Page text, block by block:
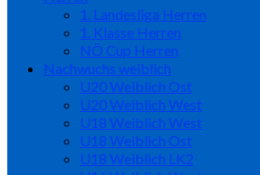
1. Landesliga Herren
1. Klasse Herren
NÖ Cup Herren
Nachwuchs weiblich
U20 Weiblich Ost
U20 Weiblich West
U18 Weiblich West
U18 Weiblich Ost
U18 Weiblich LK2